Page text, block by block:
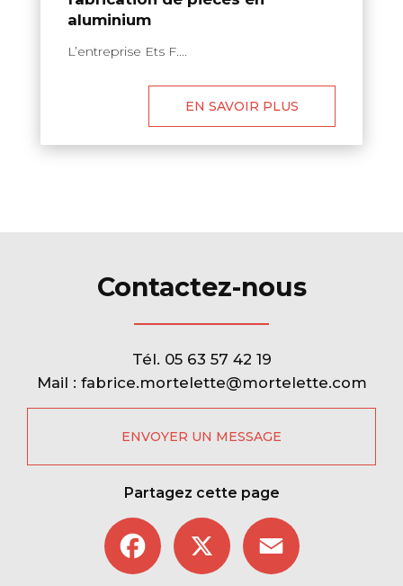
aluminium
L’entreprise Ets F....
EN SAVOIR PLUS
Contactez-nous
Tél. 05 63 57 42 19
Mail : fabrice.mortelette@mortelette.com
ENVOYER UN MESSAGE
Partagez cette page
Facebook